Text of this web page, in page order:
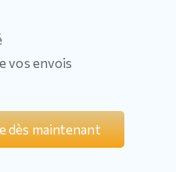
vos envois
dès maintenant